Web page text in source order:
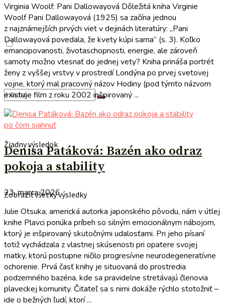
Žiadny výsledok
Zobraziť všetky výsledky
Virginia Woolf: Pani Dallowayová Dôležitá kniha Virginie
Woolf Pani Dallowayová (1925) sa začína jednou
z najznámejších prvých viet v dejinách literatúry: „Pani
Dallowayová povedala, že kvety kúpi sama“ (s. 3). Koľko
emancipovanosti, životaschopnosti, energie, ale zároveň
samoty možno vtesnať do jednej vety? Kniha prináša portrét
ženy z vyššej vrstvy v prostredí Londýna po prvej svetovej
vojne, ktorý mal pracovný názov Hodiny (pod týmto názvom
existuje film z roku 2002 inšpirovaný ...
po čom siahnuť
Denisa Patáková: Bazén ako odraz
pokoja a stability
23. marca 2026
Julie Otsuka, americká autorka japonského pôvodu, nám v útlej
knihe Plavci ponúka príbeh so silným emocionálnym nábojom,
ktorý je inšpirovaný skutočnými udalosťami. Pri jeho písaní
totiž vychádzala z vlastnej skúsenosti pri opatere svojej
matky, ktorú postupne ničilo progresívne neurodegeneratívne
ochorenie. Prvá časť knihy je situovaná do prostredia
podzemného bazéna, kde sa pravidelne stretávajú členovia
plaveckej komunity. Čitateľ sa s nimi dokáže rýchlo stotožniť –
ide o bežných ľudí, ktorí ...